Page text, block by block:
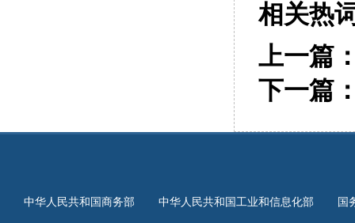
相关热
上一篇
下一篇
中华人民共和国商务部 中华人民共和国工业和信息化部 国